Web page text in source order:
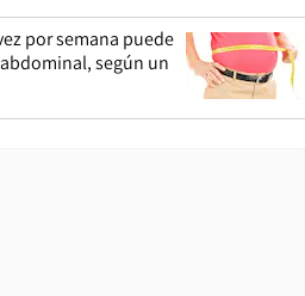
por semana puede
según un